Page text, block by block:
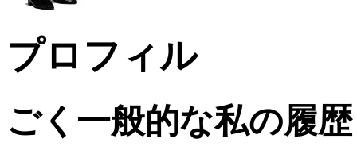
プロフィル
ごく一般的な私の履歴